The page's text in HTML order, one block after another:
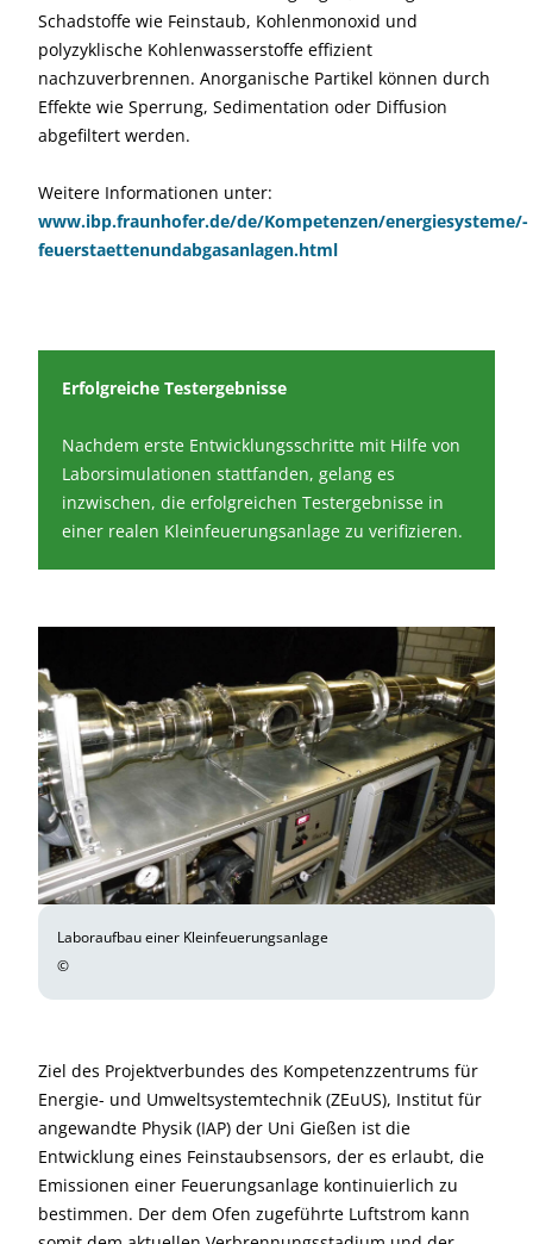
Schadstoffe wie Feinstaub, Kohlenmonoxid und
polyzyklische Kohlenwasserstoffe effizient
nachzuverbrennen. Anorganische Partikel können durch
Effekte wie Sperrung, Sedimentation oder Diffusion
abgefiltert werden.
Weitere Informationen unter:
www.ibp.fraunhofer.de/de/Kompetenzen/energiesysteme/­
feuerstaettenundabgasanlagen.html
Erfolgreiche Testergebnisse
Nachdem erste Entwicklungsschritte mit Hilfe von
Laborsimulationen stattfanden, gelang es
inzwischen, die erfolgreichen Testergebnisse in
einer realen Kleinfeuerungsanlage zu verifizieren.
Laboraufbau einer Kleinfeuerungsanlage
©
Ziel des Projektverbundes des Kompetenzzentrums für
Energie- und Umwelt­systemtechnik (ZEuUS), Institut für
angewandte Physik (IAP) der Uni Gießen ist die
Entwicklung eines Feinstaubsensors, der es erlaubt, die
Emissionen einer Feuerungsanlage kontinuierlich zu
bestimmen. Der dem Ofen zugeführte Luftstrom kann